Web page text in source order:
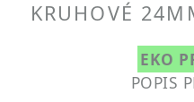
KRUHOVÉ
EKO
POPIS